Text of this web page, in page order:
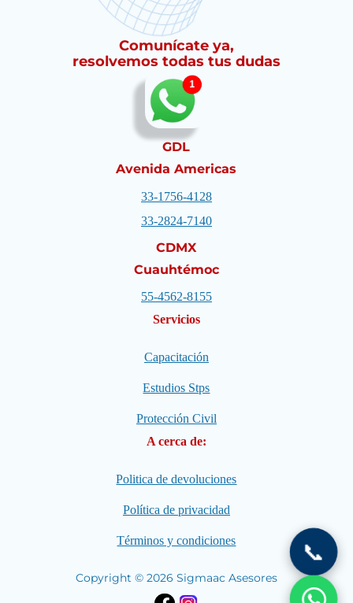
Comunícate ya,
resolvemos todas tus dudas
GDL
Avenida Americas
33-1756-4128
33-2824-7140
CDMX
Cuauhtémoc
55-4562-8155
Servicios
Capacitación
Estudios Stps
Protección Civil
A cerca de:
Politica de devoluciones
Política de privacidad
Términos y condiciones
Copyright © 2026 Sigmaac Asesores
📞